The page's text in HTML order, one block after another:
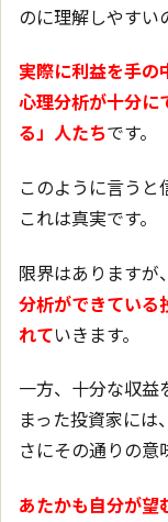
のに理解しやすい
実際に利益を手の
心理分析が十分に
る」人たちです。
このように言うと
これは真実です。
限界はありますが
分析ができている
れていきます。
一方、十分な収益
まった投資家には
さにその通りの意
あたかも自分が望